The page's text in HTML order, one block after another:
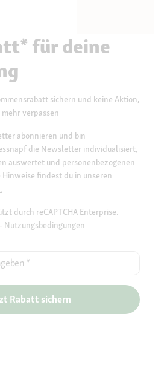
für deine
sichern und keine Aktion,
verpassen
abonnieren und bin
die Newsletter individualisiert,
auswertet und personenbezogenen
findest du in unseren
durch reCAPTCHA Enterprise.
- Nutzungsbedingungen
*
Rabatt sichern